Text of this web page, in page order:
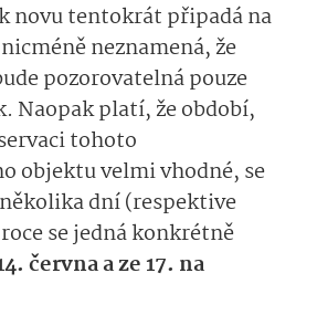
novu tentokrát připadá na
nicméně neznamená, že
pozorovatelná pouze
Naopak platí, že období,
tohoto
objektu velmi vhodné, se
dní (respektive
se jedná konkrétně
června a ze 17. na